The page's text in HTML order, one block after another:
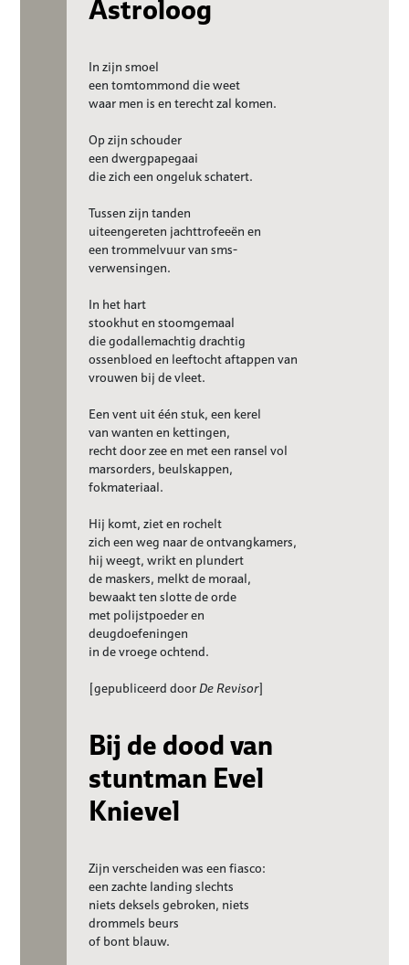
Astroloog
In zijn smoel
een tomtommond die weet
waar men is en terecht zal komen.
Op zijn schouder
een dwergpapegaai
die zich een ongeluk schatert.
Tussen zijn tanden
uiteengereten jachttrofeeën en
een trommelvuur van sms-
verwensingen.
In het hart
stookhut en stoomgemaal
die godallemachtig drachtig
ossenbloed en leeftocht aftappen van
vrouwen bij de vleet.
Een vent uit één stuk, een kerel
van wanten en kettingen,
recht door zee en met een ransel vol
marsorders, beulskappen,
fokmateriaal.
Hij komt, ziet en rochelt
zich een weg naar de ontvangkamers,
hij weegt, wrikt en plundert
de maskers, melkt de moraal,
bewaakt ten slotte de orde
met polijstpoeder en
deugdoefeningen
in de vroege ochtend.
[gepubliceerd doorDe Revisor]
Bij de dood van
stuntman Evel
Knievel
Zijn verscheiden was een fiasco:
een zachte landing slechts
niets deksels gebroken, niets
drommels beurs
of bont blauw.